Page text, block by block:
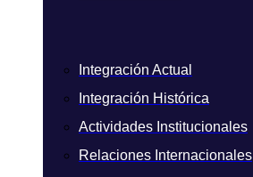
Integración Actual
Integración Histórica
Actividades Institucionales
Relaciones Internacionales